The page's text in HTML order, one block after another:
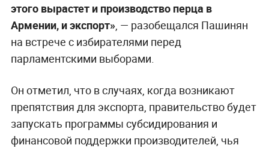
этого вырастет и производство перца в
Армении, и экспорт», — разобещался Пашинян
на встрече с избирателями перед
парламентскими выборами.
Он отметил, что в случаях, когда возникают
препятствия для экспорта, правительство будет
запускать программы субсидирования и
финансовой поддержки производителей, чья